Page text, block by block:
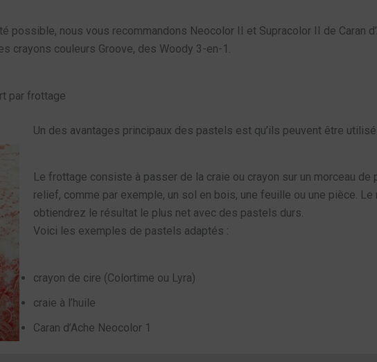
possible, nous vous recommandons Neocolor II et Supracolor II de Caran
crayons couleurs Groove, des Woody 3-en-1.
par frottage
Un des avantages principaux des pastels est qu’ils peuvent être
Le frottage consiste à passer de la craie ou crayon sur un morceau
relief, comme par exemple, un sol en bois, une feuille ou une pièce.
obtiendrez le résultat le plus net avec des pastels durs.
Voici les exemples de pastels adaptés :
crayon de cire (Colortime ou Lyra)
craie à l’huile
Caran d’Ache Neocolor 1